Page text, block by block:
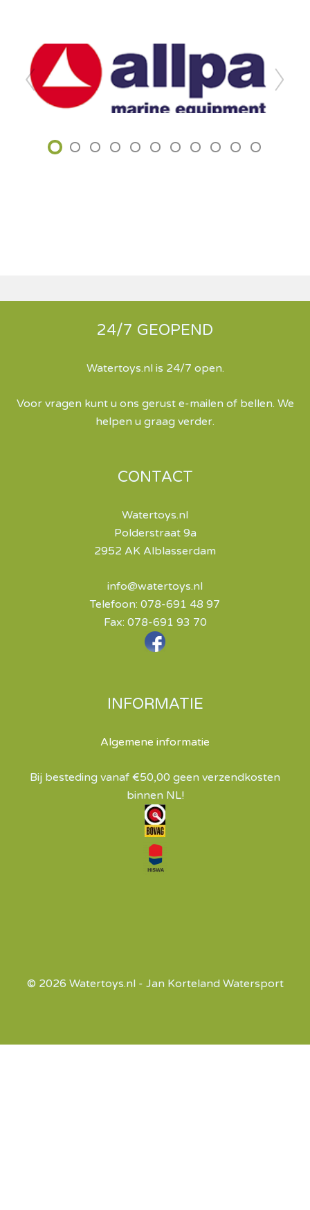
24/7 GEOPEND
Watertoys.nl is 24/7 open.
Voor vragen kunt u ons gerust e-mailen of bellen. We
helpen u graag verder.
CONTACT
Watertoys.nl
Polderstraat 9a
2952 AK Alblasserdam
info@watertoys.nl
Telefoon: 078-691 48 97
Fax: 078-691 93 70
INFORMATIE
Algemene informatie
Bij besteding vanaf €50,00 geen verzendkosten
binnen NL!
© 2026 Watertoys.nl - Jan Korteland Watersport